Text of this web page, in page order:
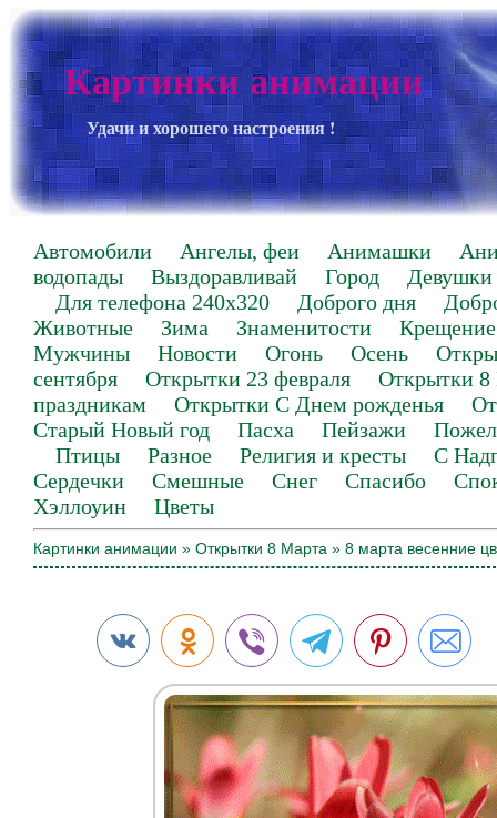
Картинки анимации
Удачи и хорошего настроения !
Автомобили Ангелы, феи Анимашки
водопады
Выздоравливай Город
Девушки
Для телефона 240х320
Доброго дня
Животные
Зима Знаменитости
Крещение
Мужчины
Новости Огонь Осень
сентября
Открытки 23 февраля
Открытки 8
праздникам
Открытки С Днем рожденья
Старый Новый год
Пасха Пейзажи
Птицы
Разное Религия и кресты
С
Сердечки
Смешные Снег Спасибо
Хэллоуин
Цветы
Картинки анимации » Открытки 8 Марта » 8 марта весенние